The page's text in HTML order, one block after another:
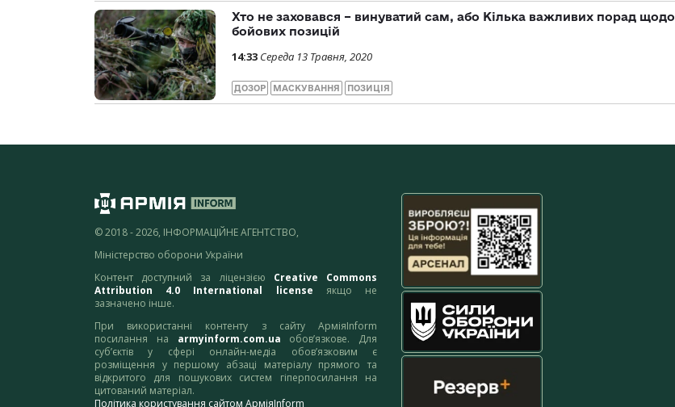
Хто не заховався – винуватий сам, або Кілька важливих порад щодо
бойових позицій
14:33 Середа 13 Травня, 2020
ДОЗОР МАСКУВАННЯ ПОЗИЦІЯ
© 2018 - 2026, ІНФОРМАЦІЙНЕ АГЕНТСТВО,
Міністерство оборони України
Контент доступний за ліцензією Creative Commons
Attribution 4.0 International license якщо не
зазначено інше.
При використанні контенту з сайту АрміяInform
посилання на armyinform.com.ua обов’язкове. Для
суб’єктів у сфері онлайн-медіа обов’язковим є
розміщення у першому абзаці матеріалу прямого та
відкритого для пошукових систем гіперпосилання на
цитований матеріал.
Політика користування сайтом АрміяInform